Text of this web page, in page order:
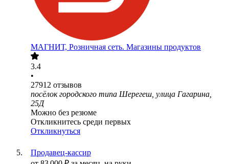
МАГНИТ, Розничная сеть. Магазины продуктов
3.4
•
27912 отзывов
посёлок городского типа Шерегеш, улица Гагарина,
25Д
Можно без резюме
Откликнитесь среди первых
Откликнуться
Продавец-кассир